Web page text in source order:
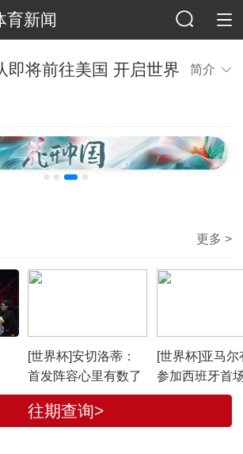
育新闻
即将前往美国 开启世界
简介
更多 >
[世界杯]安切洛蒂：
首发阵容心里有数了
[世界杯]亚马尔
参加西班牙首
赛
往期查询>